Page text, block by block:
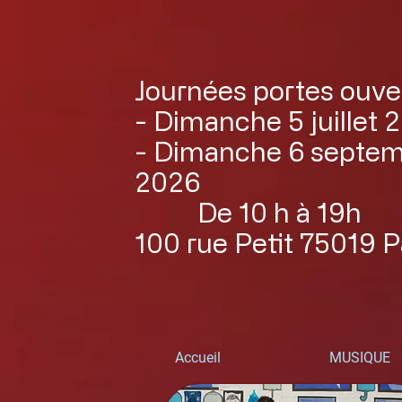
Journées portes
- Dimanche 5 juillet
- Dimanche 6
2026
De 10 h à 19h
100 rue Petit 75019
Accueil MUSIQUE